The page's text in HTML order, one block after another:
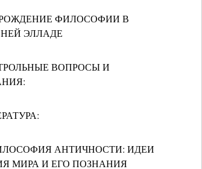
ФИЛОСОФИИ В
ЭЛЛАДЕ
ВОПРОСЫ И
АНТИЧНОСТИ: ИДЕИ
МИРА И ЕГО ПОЗНАНИЯ